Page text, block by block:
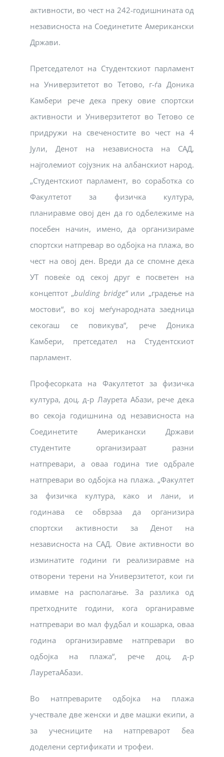
активности, во чест на 242-годишнината од
независноста на Соединетите Американски
Држави.
Претседателот на Студентскиот парламент
на Универзитетот во Тетово, г-ѓа Доника
Камбери рече дека преку овие спортски
активности и Универзитетот во Тетово се
придружи на свеченостите во чест на 4
Јули, Денот на независноста на САД,
најголемиот сојузник на албанскиот народ.
„Студентскиот парламент, во соработка со
Факултетот за физичка култура,
планиравме овој ден да го одбележиме на
посебен начин, имено, да организираме
спортски натпревар во одбојка на плажа, во
чест на овој ден. Вреди да се спомне дека
УТ повеќе од секој друг е посветен на
концептот „bulding bridgе“ или „градење на
мостови“, во кој меѓународната заедница
секогаш се повикува“, рече Доника
Камбери, претседател на Студентскиот
парламент.
Професорката на Факултетот за физичка
култура, доц. д-р Лаурета Абази, рече дека
во секоја годишнина од независноста на
Соединетите Американски Држави
студентите организираат разни
натпревари, а оваа година тие одбрале
натпревари во одбојка на плажа. „Факултет
за физичка култура, како и лани, и
годинава се обврзаа да организира
спортски активности за Денот на
независноста на САД. Овие активности во
изминатите години ги реализиравме на
отворени терени на Универзитетот, кои ги
имавме на располагање. За разлика од
претходните години, кога органиравме
натпревари во мал фудбал и кошарка, оваа
година организиравме натпревари во
одбојка на плажа“, рече доц. д-р
ЛауретаАбази.
Во натпреварите одбојка на плажа
учествале две женски и две машки екипи, а
за учесниците на натпреварот беа
доделени сертификати и трофеи.